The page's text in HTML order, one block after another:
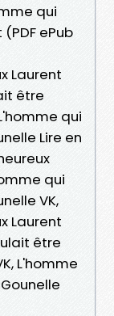
qui
ePub
Laurent
être
qui
Lire en
qui
VK,
Laurent
être
L'homme